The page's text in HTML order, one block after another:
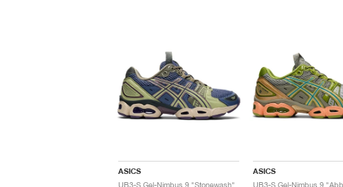
ASICS
UB3-S Gel-Nimbus 9 "Stonewash"
ASICS